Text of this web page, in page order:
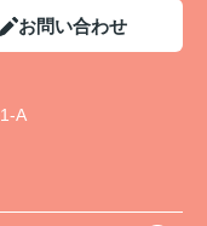
お問い合わせ
A